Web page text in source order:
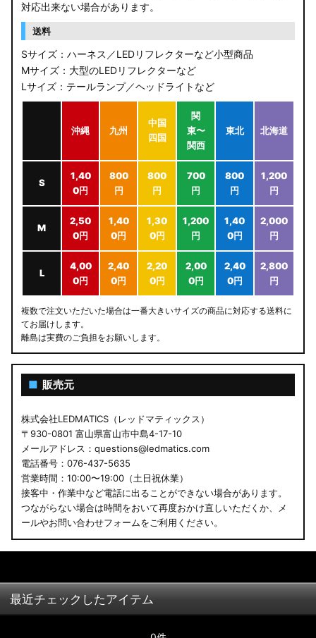
対応出来ない場合があります。
送料
Sサイズ：ハーネス／LEDリフレクターなど小型商品
Mサイズ：大型のLEDリフレクターなど
Lサイズ：テールランプ／ヘッドライトなど
沖縄 九州
中国
四国
関
東〜
関西
東北 北海道
S
1,40
0円
800
円
800
円
700
円
800
円
1,200
円
M
2,50
0円
1,40
0円
1,30
0円
1,200
円
1,40
0円
2,000
円
L
4,00
0円
2,40
0円
2,20
0円
2,00
0円
2,40
0円
2,800
円
複数で注文いただいた場合は一番大きいサイズの商品に対応する送料に
てお届けします。
離島は実費のご負担をお願いします。
■ 販売元
株式会社LEDMATICS（レッドマティックス）
〒930-0801 富山県富山市中島4-17-10
メールアドレス：questions@ledmatics.com
電話番号：076-437-5635
営業時間：10:00〜19:00（土日祝休業）
接客中・作業中など電話に出ることができない場合があります。
つながらない場合は時間をおいて再度おかけ直しいただくか、メ
ールやお問い合わせフォームをご利用ください。
最近チェックしたアイテム